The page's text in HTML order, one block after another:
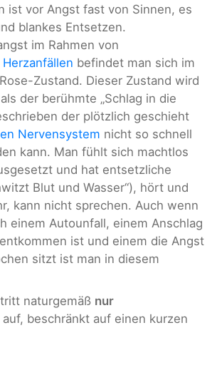
ist vor Angst fast von Sinnen, es
blankes Entsetzen.
im Rahmen von
Herzanfällen befindet man sich im
Zustand. Dieser Zustand wird
der berühmte „Schlag in die
der plötzlich geschieht
Nervensystem nicht so schnell
kann. Man fühlt sich machtlos
und hat entsetzliche
Blut und Wasser“), hört und
kann nicht sprechen. Auch wenn
einem Autounfall, einem Anschlag
ist und einem die Angst
sitzt ist man in diesem
tritt naturgemäß nur
auf, beschränkt auf einen kurzen